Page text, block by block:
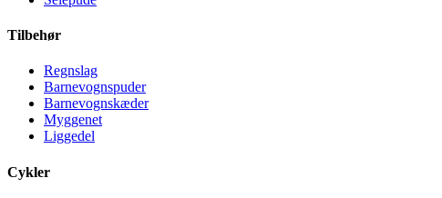
Tilbehør
Regnslag
Barnevognspuder
Barnevognskæder
Myggenet
Liggedel
Cykler